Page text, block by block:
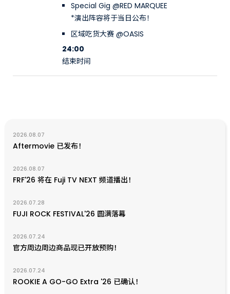
Special Gig @RED MARQUEE
*演出阵容将于当日公布！
区域吃货大赛 @OASIS
24:00
结束时间
2026.08.07
Aftermovie 已发布！
2026.08.07
FRF'26 将在 Fuji TV NEXT 频道播出！
2026.07.28
FUJI ROCK FESTIVAL'26 圆满落幕
2026.07.24
官方周边周边商品现已开放预购！
2026.07.24
ROOKIE A GO-GO Extra '26 已确认！